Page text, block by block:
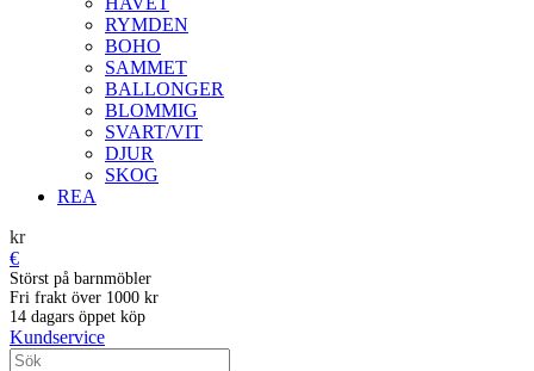
RYMDEN
BOHO
SAMMET
BALLONGER
BLOMMIG
SVART/VIT
DJUR
SKOG
REA
kr
€
Störst på barnmöbler
Fri frakt över 1000 kr
14 dagars öppet köp
Kundservice